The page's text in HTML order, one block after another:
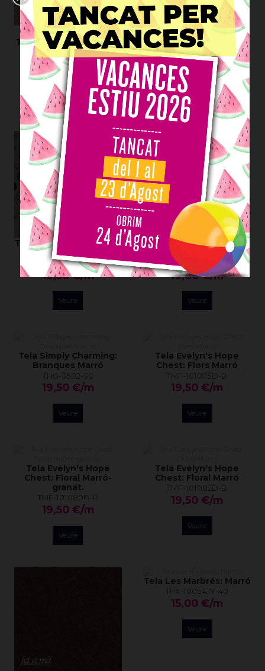
ESGOTAT
Tela Tilda - Brie Basics:
Sorra
TIL-T130195
19,00 €/m
Veure
ESGOTAT
Fat Quarter Tilda - Brie
Basics: Sorra
TIL-FQ130195
4,90 €/fq
Veure
Tela Bobbins & Blooms:
Flors i costura Topo
TSF-4504-086
19,50 €/m
Veure
Tela Essentials Pindots:
Puntets Gris
TWP-39131-919
19,00 €/m
Veure
Tela Simply Charming:
Branques Marró
THG-3502-38
19,50 €/m
Veure
Tela Evelyn's Hope
Chest: Flors Marró
TMF-101075D-B
19,50 €/m
Veure
Tela Evelyn's Hope
Chest: Floral Marró-
granat.
TMF-101080D-R
19,50 €/m
Veure
Tela Evelyn's Hope
Chest: Floral Marró
TMF-101082D-B
19,50 €/m
Veure
Tela Les Marbrés: Marró
TPX-10054JY-40
15,00 €/m
Veure